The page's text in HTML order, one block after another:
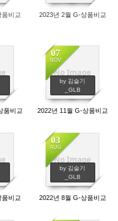
품비교 2023년 2월 G-상품비교
품비교
No Image
07
NOV
by 김슬기
_GLB
647
2022년 11월 G-상품비교
품비교
No Image
03
AUG
by 김슬기
_GLB
622
2022년 8월 G-상품비교